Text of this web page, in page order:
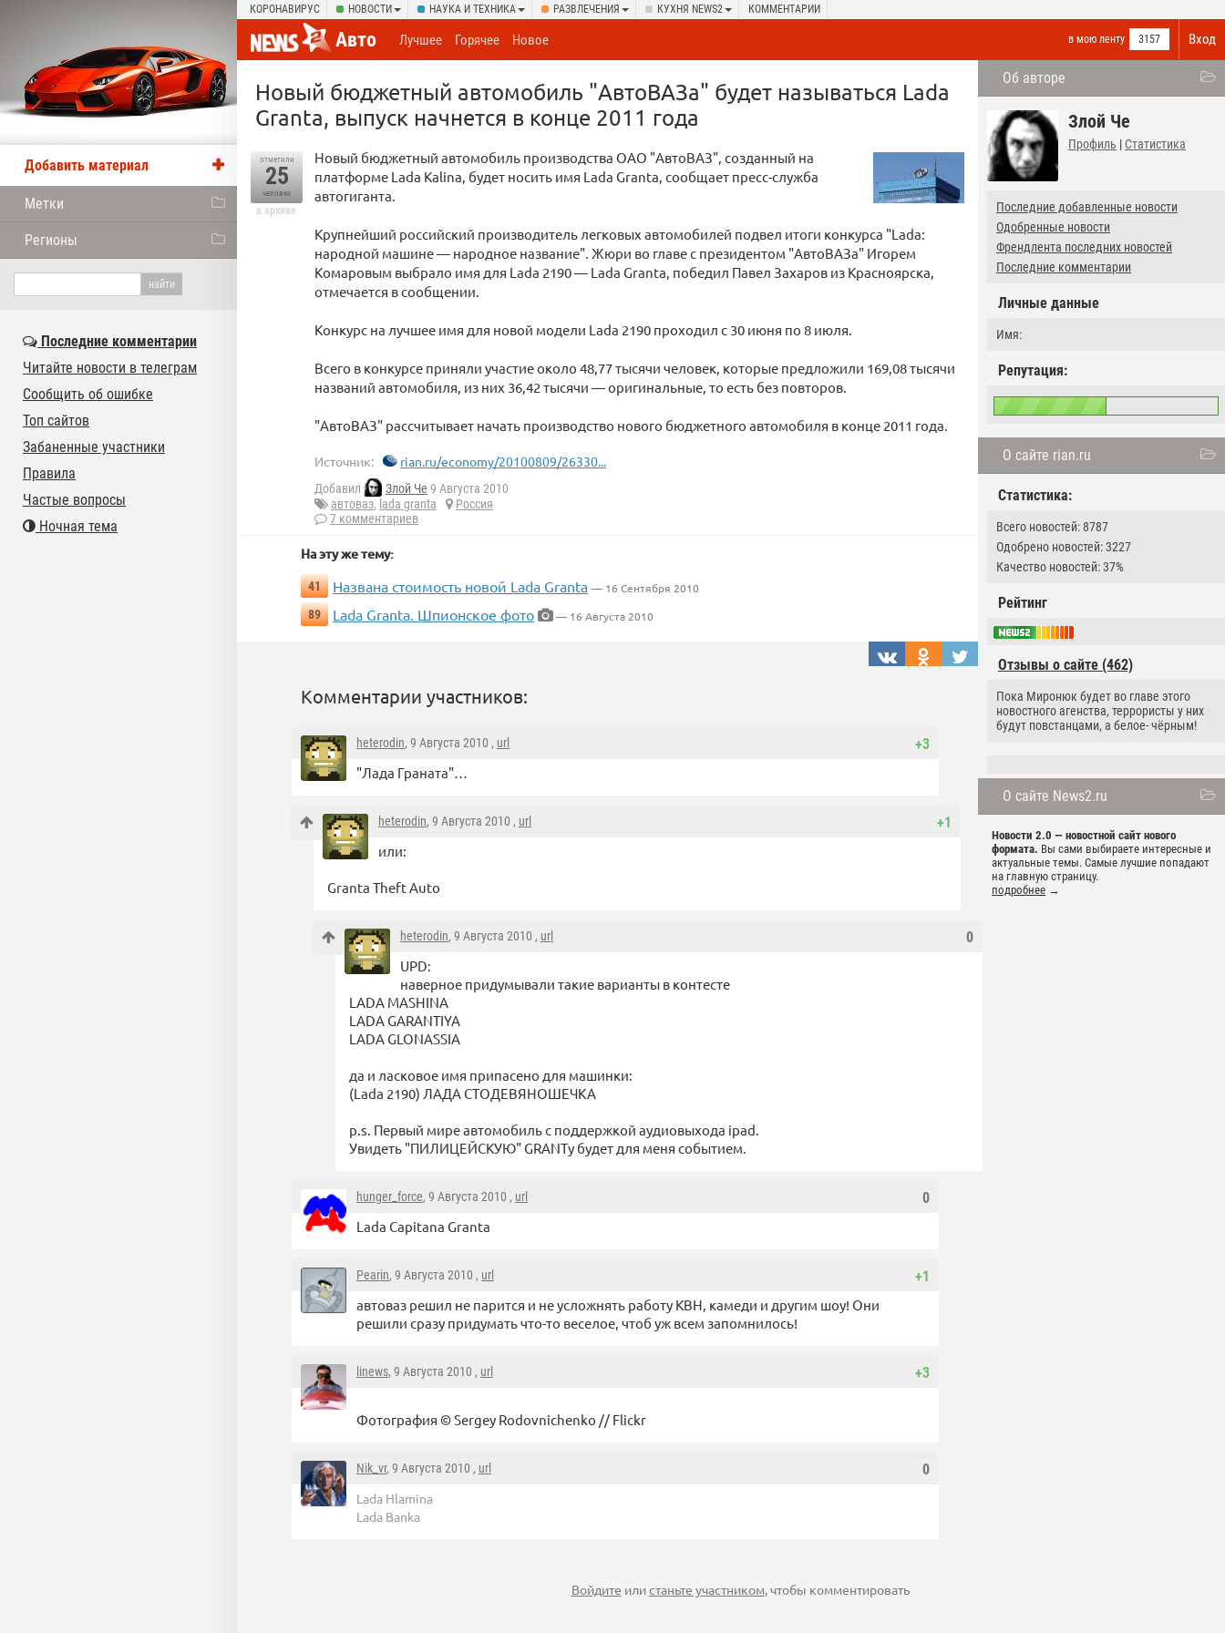
КОРОНАВИРУС НОВОСТИ НАУКА И ТЕХНИКА РАЗВЛЕЧЕНИЯ КУХНЯ NEWS2 КОММЕНТАРИИ
Вход
Авто в мою ленту 3157
Лучшее Горячее Новое
Об авторе
Злой Че
Профиль | Статистика
Последние добавленные новости
Одобренные новости
Френдлента последних новостей
Последние комментарии
Личные данные
Имя:
Репутация:
О сайте rian.ru
Статистика:
Всего новостей: 8787
Одобрено новостей: 3227
Качество новостей: 37%
Рейтинг
Отзывы о сайте (462)
Пока Миронюк будет во главе этого
новостного агенства, террористы у них
будут повстанцами, а белое- чёрным!
О сайте News2.ru
Новости 2.0 — новостной сайт нового
формата. Вы сами выбираете интересные и
актуальные темы. Самые лучшие попадают
на главную страницу.
подробнее →
Новый бюджетный автомобиль "АвтоВАЗа" будет называться Lada
Granta, выпуск начнется в конце 2011 года
отметили
25
человек
в архиве
Новый бюджетный автомобиль производства ОАО "АвтоВАЗ", созданный на
платформе Lada Kalina, будет носить имя Lada Granta, сообщает пресс-служба
автогиганта.
Крупнейший российский производитель легковых автомобилей подвел итоги конкурса "Lada:
народной машине — народное название". Жюри во главе с президентом "АвтоВАЗа" Игорем
Комаровым выбрало имя для Lada 2190 — Lada Granta, победил Павел Захаров из Красноярска,
отмечается в сообщении.
Конкурс на лучшее имя для новой модели Lada 2190 проходил с 30 июня по 8 июля.
Всего в конкурсе приняли участие около 48,77 тысячи человек, которые предложили 169,08 тысячи
названий автомобиля, из них 36,42 тысячи — оригинальные, то есть без повторов.
"АвтоВАЗ" рассчитывает начать производство нового бюджетного автомобиля в конце 2011 года.
Источник: rian.ru/economy/20100809/26330...
Добавил Злой Че 9 Августа 2010
автоваз, lada granta
Россия
7 комментариев
На эту же тему:
41 Названа стоимость новой Lada Granta — 16 Сентября 2010
89
Lada Granta. Шпионское фото — 16 Августа 2010
Комментарии участников:
+3
heterodin, 9 Августа 2010 , url
"Лада Граната"…
+1
heterodin, 9 Августа 2010 , url
или:
Grantа Theft Auto
0
heterodin, 9 Августа 2010 , url
UPD:
наверное придумывали такие варианты в контесте
LADA MASHINA
LADA GARANTIYA
LADA GLONASSIA
да и ласковое имя припасено для машинки:
(Lada 2190) ЛАДА СТОДЕВЯНОШЕЧКА
p.s. Первый мире автомобиль с поддержкой аудиовыхода ipad.
Увидеть "ПИЛИЦЕЙСКУЮ" GRANTу будет для меня событием.
0
hunger_force, 9 Августа 2010 , url
Lada Capitana Granta
+1
Pearin, 9 Августа 2010 , url
автоваз решил не парится и не усложнять работу КВН, камеди и другим шоу! Они
решили сразу придумать что-то веселое, чтоб уж всем запомнилось!
+3
linews, 9 Августа 2010 , url
Фотография © Sergey Rodovnichenko // Flickr
0
Nik_vr, 9 Августа 2010 , url
Lada Hlamina
Lada Banka
Войдите илистаньте участником, чтобы комментировать
Добавить материал
Метки
Регионы
Последние комментарии
Читайте новости в телеграм
Сообщить об ошибке
Топ сайтов
Забаненные участники
Правила
Частые вопросы
Ночная тема